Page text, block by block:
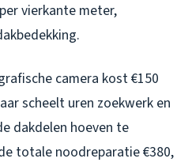
vierkante meter,
camera kost €150
scheelt uren zoekwerk en
dakdelen hoeven te
totale noodreparatie €380,